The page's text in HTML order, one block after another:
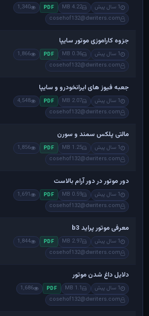
1 سال پیش 4.22 MB
PDF
1,340
cosehof132@dwriters.com
جزوه کاراموزی موتور سایپا
1 سال پیش 0.36 MB
PDF
1,866
cosehof132@dwriters.com
جعبه فیوز های ایرانخودرو و سایپا
1 سال پیش 2.07 MB
PDF
4,548
cosehof132@dwriters.com
مالتی پلکس سمند و سورن
1 سال پیش 1.25 MB
PDF
1,856
cosehof132@dwriters.com
دور موتور در دور آرام بالاست
1 سال پیش 0.59 MB
PDF
1,691
cosehof132@dwriters.com
معرفی موتور پراید b3
1 سال پیش 2.97 MB
PDF
1,844
cosehof132@dwriters.com
دلایل داغ شدن موتور
1 سال پیش 1.1 MB
PDF
1,686
cosehof132@dwriters.com